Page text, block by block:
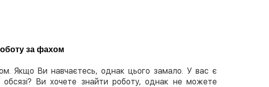
за фахом
Якщо Ви навчаєтесь, однак цього замало. У вас є
обсязі? Ви хочете знайти роботу, однак не можете